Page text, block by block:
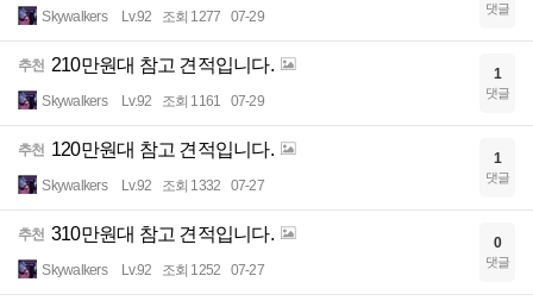
Skywalkers Lv.92 조회 1277 07-29 댓글
추천 210만원대 참고 견적입니다.
Skywalkers Lv.92 조회 1161 07-29
1
댓글
추천 120만원대 참고 견적입니다.
Skywalkers Lv.92 조회 1332 07-27
1
댓글
추천 310만원대 참고 견적입니다.
Skywalkers Lv.92 조회 1252 07-27
0
댓글